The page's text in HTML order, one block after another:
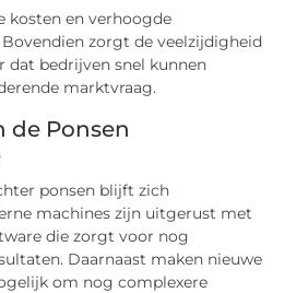
kosten en verhoogde
zorgt de veelzijdigheid
dat bedrijven snel kunnen
marktvraag.
de Ponsen
ponsen blijft zich
machines zijn uitgerust met
die zorgt voor nog
Daarnaast maken nieuwe
om nog complexere